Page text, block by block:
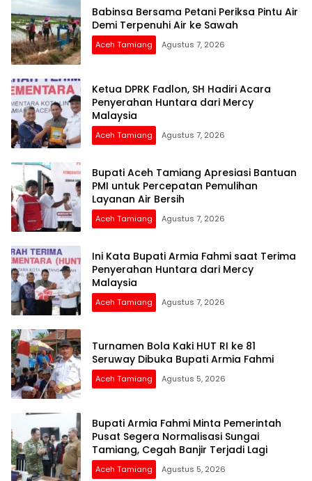
Babinsa Bersama Petani Periksa Pintu Air
Demi Terpenuhi Air ke Sawah
Aceh Tamiang Agustus 7, 2026
Ketua DPRK Fadlon, SH Hadiri Acara
Penyerahan Huntara dari Mercy
Malaysia
Aceh Tamiang Agustus 7, 2026
Bupati Aceh Tamiang Apresiasi Bantuan
PMI untuk Percepatan Pemulihan
Layanan Air Bersih
Aceh Tamiang Agustus 7, 2026
Ini Kata Bupati Armia Fahmi saat Terima
Penyerahan Huntara dari Mercy
Malaysia
Aceh Tamiang Agustus 7, 2026
Turnamen Bola Kaki HUT RI ke 81
Seruway Dibuka Bupati Armia Fahmi
Aceh Tamiang Agustus 5, 2026
Bupati Armia Fahmi Minta Pemerintah
Pusat Segera Normalisasi Sungai
Tamiang, Cegah Banjir Terjadi Lagi
Aceh Tamiang Agustus 5, 2026